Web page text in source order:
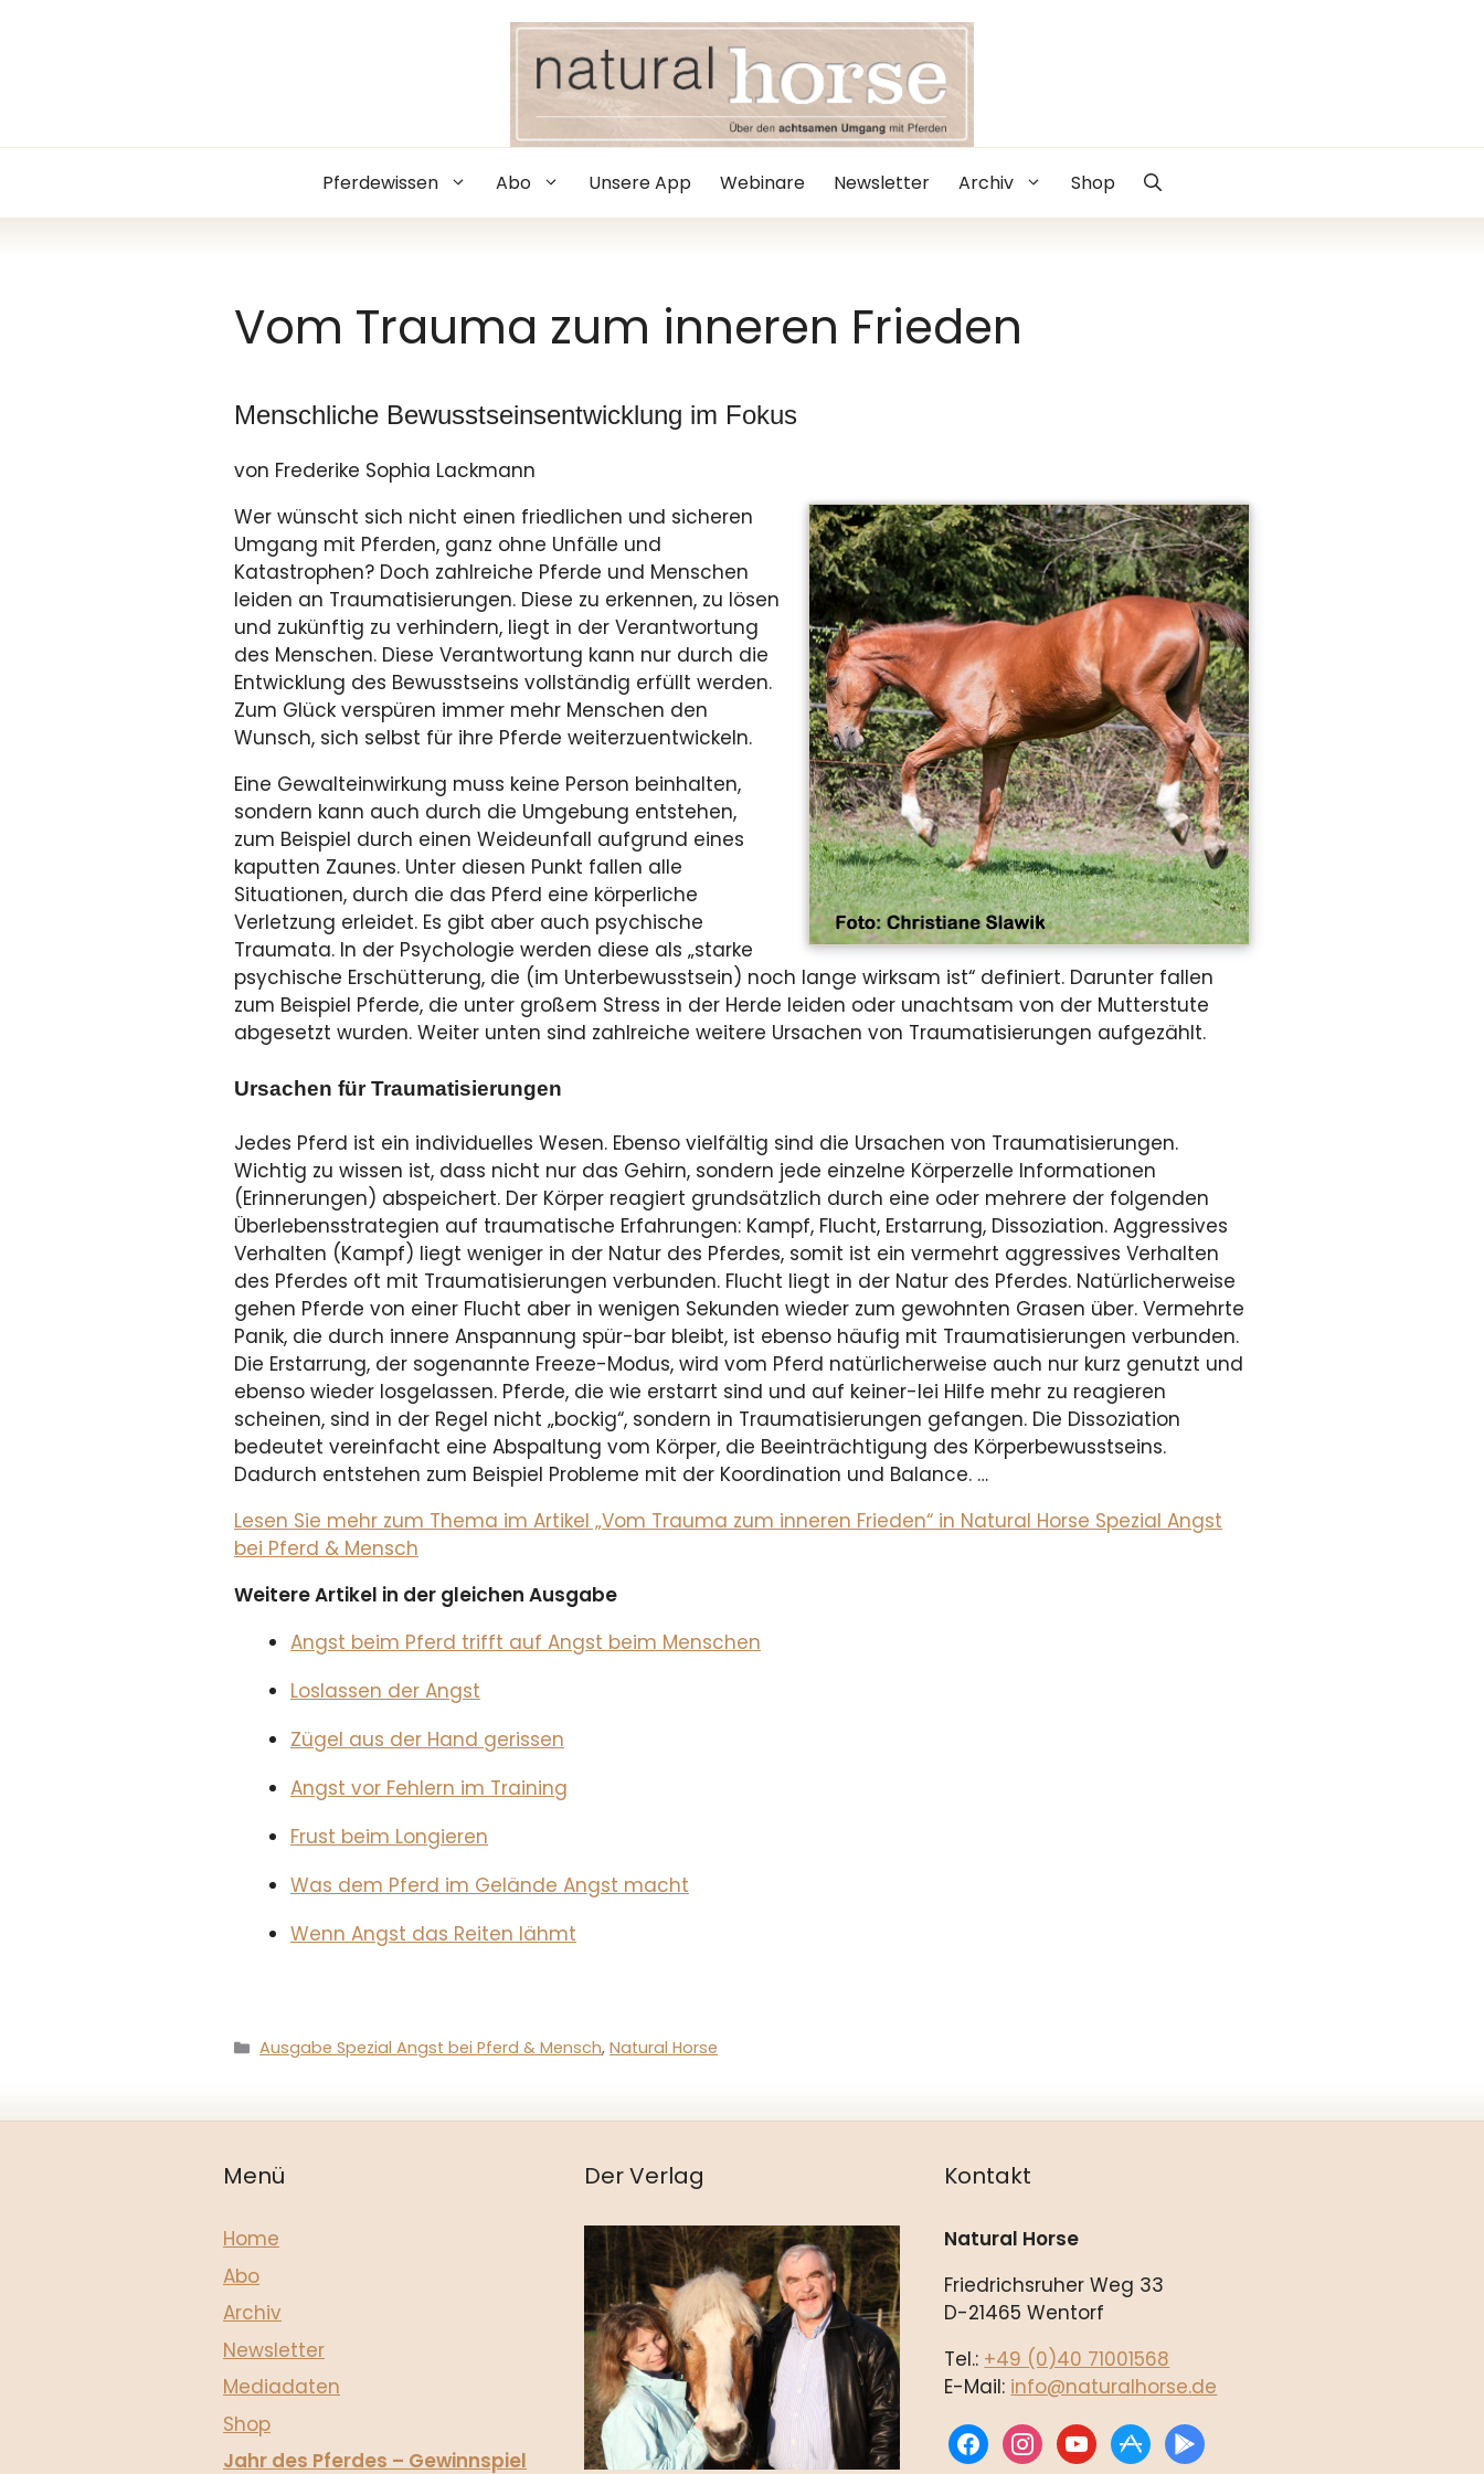
Pferdewissen Abo Unsere App Webinare Newsletter Archiv Shop
Vom Trauma zum inneren Frieden
Menschliche Bewusstseinsentwicklung im Fokus
von Frederike Sophia Lackmann
Wer wünscht sich nicht einen friedlichen und sicheren
Umgang mit Pferden, ganz ohne Unfälle und
Katastrophen? Doch zahlreiche Pferde und Menschen
leiden an Traumatisierungen. Diese zu erkennen, zu lösen
und zukünftig zu verhindern, liegt in der Verantwortung
des Menschen. Diese Verantwortung kann nur durch die
Entwicklung des Bewusstseins vollständig erfüllt werden.
Zum Glück verspüren immer mehr Menschen den
Wunsch, sich selbst für ihre Pferde weiterzuentwickeln.
Eine Gewalteinwirkung muss keine Person beinhalten,
sondern kann auch durch die Umgebung entstehen,
zum Beispiel durch einen Weideunfall aufgrund eines
kaputten Zaunes. Unter diesen Punkt fallen alle
Situationen, durch die das Pferd eine körperliche
Verletzung erleidet. Es gibt aber auch psychische
Traumata. In der Psychologie werden diese als „starke
psychische Erschütterung, die (im Unterbewusstsein) noch lange wirksam ist“ definiert. Darunter fallen
zum Beispiel Pferde, die unter großem Stress in der Herde leiden oder unachtsam von der Mutterstute
abgesetzt wurden. Weiter unten sind zahlreiche weitere Ursachen von Traumatisierungen aufgezählt.
Ursachen für Traumatisierungen
Jedes Pferd ist ein individuelles Wesen. Ebenso vielfältig sind die Ursachen von Traumatisierungen.
Wichtig zu wissen ist, dass nicht nur das Gehirn, sondern jede einzelne Körperzelle Informationen
(Erinnerungen) abspeichert. Der Körper reagiert grundsätzlich durch eine oder mehrere der folgenden
Überlebensstrategien auf traumatische Erfahrungen: Kampf, Flucht, Erstarrung, Dissoziation. Aggressives
Verhalten (Kampf) liegt weniger in der Natur des Pferdes, somit ist ein vermehrt aggressives Verhalten
des Pferdes oft mit Traumatisierungen verbunden. Flucht liegt in der Natur des Pferdes. Natürlicherweise
gehen Pferde von einer Flucht aber in wenigen Sekunden wieder zum gewohnten Grasen über. Vermehrte
Panik, die durch innere Anspannung spür-bar bleibt, ist ebenso häufig mit Traumatisierungen verbunden.
Die Erstarrung, der sogenannte Freeze-Modus, wird vom Pferd natürlicherweise auch nur kurz genutzt und
ebenso wieder losgelassen. Pferde, die wie erstarrt sind und auf keiner-lei Hilfe mehr zu reagieren
scheinen, sind in der Regel nicht „bockig“, sondern in Traumatisierungen gefangen. Die Dissoziation
bedeutet vereinfacht eine Abspaltung vom Körper, die Beeinträchtigung des Körperbewusstseins.
Dadurch entstehen zum Beispiel Probleme mit der Koordination und Balance. …
Lesen Sie mehr zum Thema im Artikel „Vom Trauma zum inneren Frieden“ in Natural Horse Spezial Angst
bei Pferd & Mensch
Weitere Artikel in der gleichen Ausgabe
Angst beim Pferd trifft auf Angst beim Menschen
Loslassen der Angst
Zügel aus der Hand gerissen
Angst vor Fehlern im Training
Frust beim Longieren
Was dem Pferd im Gelände Angst macht
Wenn Angst das Reiten lähmt
Kategorien
Ausgabe Spezial Angst bei Pferd & Mensch,Natural Horse
Menü
Home
Abo
Archiv
Newsletter
Mediadaten
Shop
Jahr des Pferdes – Gewinnspiel
Der Verlag Kontakt
Natural Horse
Friedrichsruher Weg 33
D-21465 Wentorf
Tel.: +49 (0)40 71001568
E-Mail: info@naturalhorse.de
facebookinstagramyoutubeappstore
play